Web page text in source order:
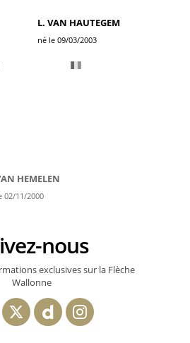
L. VAN HAUTEGEM
né le 09/03/2003
HEMELEN
02/11/2000
nous
exclusives sur la Flèche
Wallonne